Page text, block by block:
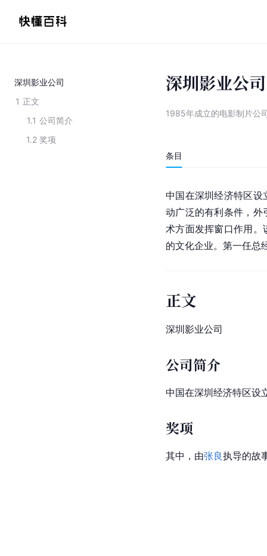
深圳影业公司
1 正文
1.1 公司简介
1.2 奖项
深圳影业公司
1985年成立的电影制片公
条目
中国在深圳经济特区设
动广泛的有利条件，外
术方面发挥窗口作用。
的文化企业。第一任总
正文
深圳影业公司
公司简介
中国在深圳经济特区设
奖项
其中，由张良执导的故